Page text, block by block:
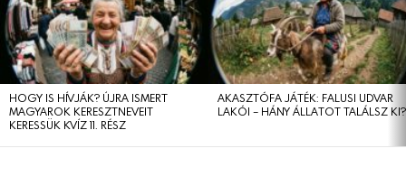
HOGY IS HÍVJÁK? ÚJRA ISMERT
MAGYAROK KERESZTNEVEIT
KERESSÜK KVÍZ 11. RÉSZ
AKASZTÓFA JÁTÉK: FALUSI UDVAR
LAKÓI – HÁNY ÁLLATOT TALÁLSZ KI?